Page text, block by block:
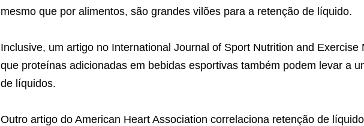
mesmo que por alimentos, são grandes vilões para a retenção de líquido.
Inclusive, um artigo no International Journal of Sport Nutrition and Exercise
que proteínas adicionadas em bebidas esportivas também podem levar a
de líquidos.
Outro artigo do American Heart Association correlaciona retenção de